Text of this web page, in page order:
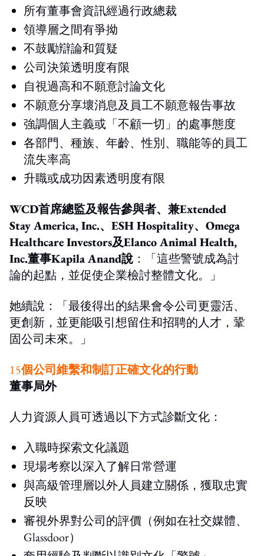
所有董事會資訊經過行政總裁
領導層之間有爭拗
不鼓勵辯論和質疑
公司決策透明度有限
自視過高和不願意討論文化
不願意分享壞消息及員工不願意報告事故
強調個人主義或「不顧一切」的處事態度
各部門、種族、年齡、性別、職能等的員工
流失率高
升職或成功因素透明度有限
WCD首席總監及報告參與者、兼Extended
Stay America, Inc.、ESH Hospitality、Omega
Healthcare Investors及Elanco Animal Health,
Inc.董事Kapila Anand說 ：「這些警號成為討
論的起點，並促使企業檢討整體文化。」
她續說：「最後得出的結果會令公司更靈活、
更創新，並更能吸引想留住和招聘的人才，鞏
固公司未來。」
15個公司維繫和制訂正確文化的行動
董事局外
人力資源人員可透過以下方式診斷文化：
入職時探索文化議題
現場考察以深入了解日常營運
與高級管理層以外人員建立關係，獲取忠實
反映
審視外界對公司的評價（例如在社交媒體、
Glassdoor）